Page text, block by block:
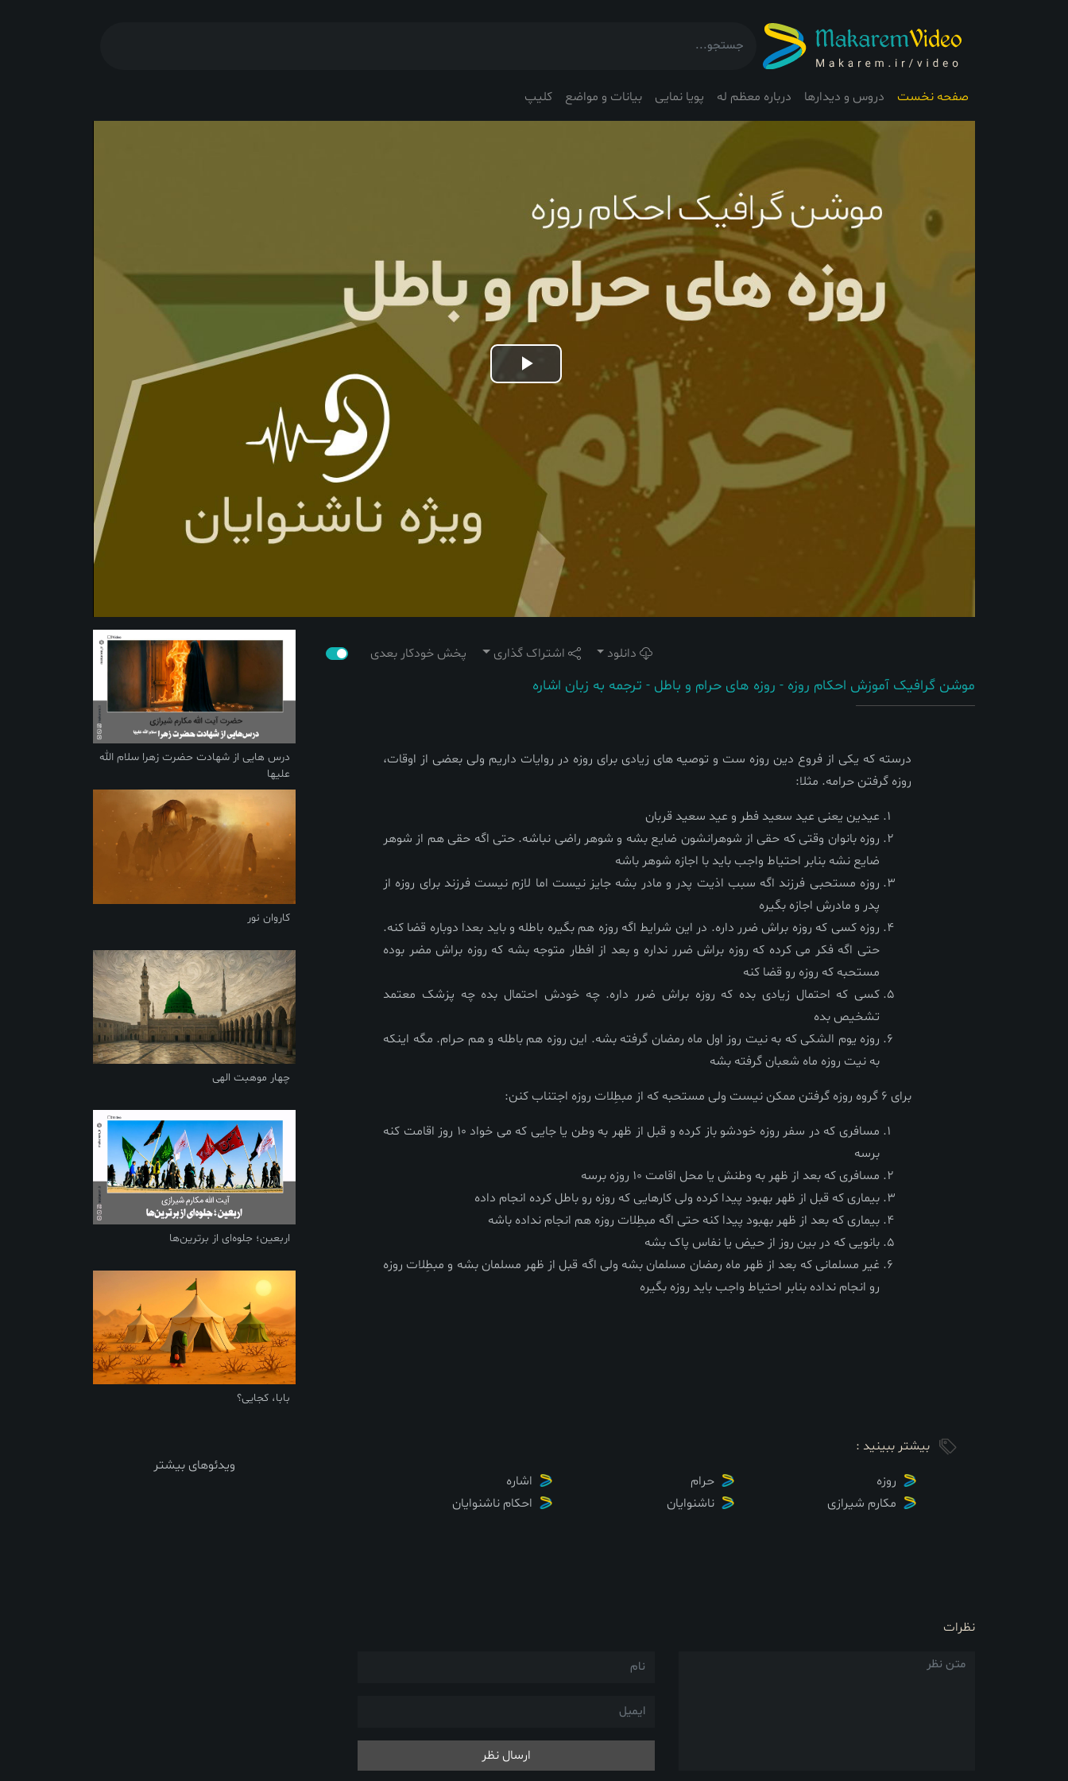
صفحه نخست دروس و دیدارها درباره معظم له پویا نمایی بیانات و مواضع کلیپ
Play
Video
دانلود اشتراک گذاری پخش خودکار بعدی
موشن گرافیک آموزش احکام روزه - روزه های حرام و باطل - ترجمه به زبان اشاره
درسته که یکی از فروع دین روزه ست و توصیه های زیادی برای روزه در روایات داریم ولی بعضی از اوقات،
روزه گرفتن حرامه. مثلا:
عیدین یعنی عید سعید فطر و عید سعید قربان
روزه بانوان وقتی که حقی از شوهرانشون ضایع بشه و شوهر راضی نباشه. حتی اگه حقی هم از شوهر
ضایع نشه بنابر احتیاط واجب باید با اجازه شوهر باشه
روزه مستحبی فرزند اگه سبب اذیت پدر و مادر بشه جایز نیست اما لازم نیست فرزند برای روزه از
پدر و مادرش اجازه بگیره
روزه کسی که روزه براش ضرر داره. در این شرایط اگه روزه هم بگیره باطله و باید بعدا دوباره قضا کنه.
حتی اگه فکر می کرده که روزه براش ضرر نداره و بعد از افطار متوجه بشه که روزه براش مضر بوده
مستحبه که روزه رو قضا کنه
کسی که احتمال زیادی بده که روزه براش ضرر داره. چه خودش احتمال بده چه پزشک معتمد
تشخیص بده
روزه یوم الشکی که به نیت روز اول ماه رمضان گرفته بشه. این روزه هم باطله و هم حرام. مگه اینکه
به نیت روزه ماه شعبان گرفته بشه
برای 6 گروه روزه گرفتن ممکن نیست ولی مستحبه که از مبطِلات روزه اجتناب کنن:
مسافری که در سفر روزه خودشو باز کرده و قبل از ظهر به وطن یا جایی که می خواد 10 روز اقامت کنه
برسه
مسافری که بعد از ظهر به وطنش یا محل اقامت 10 روزه برسه
بیماری که قبل از ظهر بهبود پیدا کرده ولی کارهایی که روزه رو باطل کرده انجام داده
بیماری که بعد از ظهر بهبود پیدا کنه حتی اگه مبطِلات روزه هم انجام نداده باشه
بانویی که در بین روز از حیض یا نفاس پاک بشه
غیر مسلمانی که بعد از ظهر ماه رمضان مسلمان بشه ولی اگه قبل از ظهر مسلمان بشه و مبطِلات روزه
رو انجام نداده بنابر احتیاط واجب باید روزه بگیره
بیشتر ببینید :
روزه
حرام
اشاره
مکارم شیرازی
ناشنوایان احکام ناشنوایان
نظرات
ارسال نظر
درس هایی از شهادت حضرت زهرا سلام الله
علیها
کاروان نور
چهار موهبت الهی
اربعین؛ جلوه‌ای از برترین‌ها
بابا، کجایی؟
ویدئوهای بیشتر